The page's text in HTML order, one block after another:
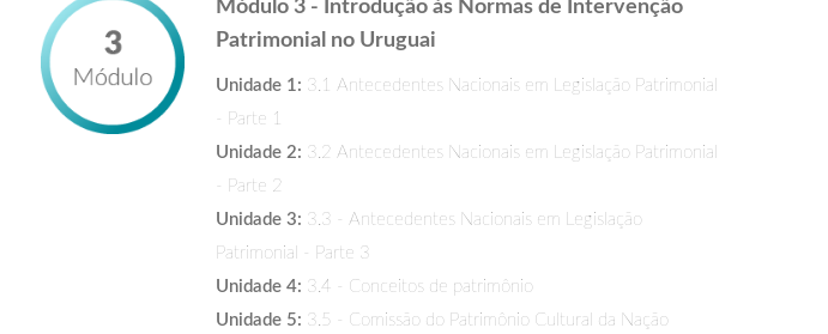
Módulo 3 - Introdução às Normas de Intervenção
Patrimonial no Uruguai
Unidade 1: 3.1 Antecedentes Nacionais em Legislação Patrimonial
- Parte 1
Unidade 2: 3.2 Antecedentes Nacionais em Legislação Patrimonial
- Parte 2
Unidade 3: 3.3 - Antecedentes Nacionais em Legislação
Patrimonial - Parte 3
Unidade 4: 3.4 - Conceitos de patrimônio
Unidade 5: 3.5 - Comissão do Patrimônio Cultural da Nação